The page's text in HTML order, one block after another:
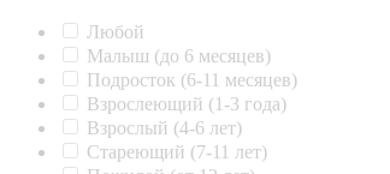
Любой
Малыш (до 6 месяцев)
Подросток (6-11 месяцев)
Взрослеющий (1-3 года)
Взрослый (4-6 лет)
Стареющий (7-11 лет)